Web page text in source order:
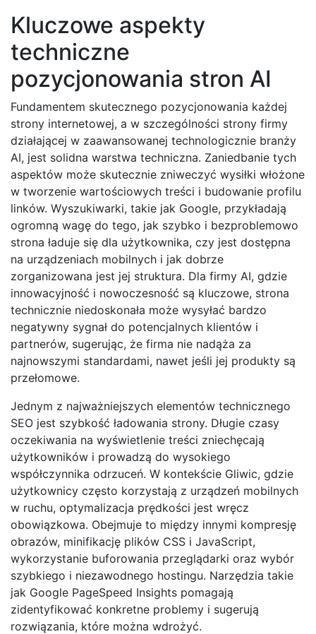
Kluczowe aspekty
techniczne
pozycjonowania stron AI
Fundamentem skutecznego pozycjonowania każdej
strony internetowej, a w szczególności strony firmy
działającej w zaawansowanej technologicznie branży
AI, jest solidna warstwa techniczna. Zaniedbanie tych
aspektów może skutecznie zniweczyć wysiłki włożone
w tworzenie wartościowych treści i budowanie profilu
linków. Wyszukiwarki, takie jak Google, przykładają
ogromną wagę do tego, jak szybko i bezproblemowo
strona ładuje się dla użytkownika, czy jest dostępna
na urządzeniach mobilnych i jak dobrze
zorganizowana jest jej struktura. Dla firmy AI, gdzie
innowacyjność i nowoczesność są kluczowe, strona
technicznie niedoskonała może wysyłać bardzo
negatywny sygnał do potencjalnych klientów i
partnerów, sugerując, że firma nie nadąża za
najnowszymi standardami, nawet jeśli jej produkty są
przełomowe.
Jednym z najważniejszych elementów technicznego
SEO jest szybkość ładowania strony. Długie czasy
oczekiwania na wyświetlenie treści zniechęcają
użytkowników i prowadzą do wysokiego
współczynnika odrzuceń. W kontekście Gliwic, gdzie
użytkownicy często korzystają z urządzeń mobilnych
w ruchu, optymalizacja prędkości jest wręcz
obowiązkowa. Obejmuje to między innymi kompresję
obrazów, minifikację plików CSS i JavaScript,
wykorzystanie buforowania przeglądarki oraz wybór
szybkiego i niezawodnego hostingu. Narzędzia takie
jak Google PageSpeed Insights pomagają
zidentyfikować konkretne problemy i sugerują
rozwiązania, które można wdrożyć.